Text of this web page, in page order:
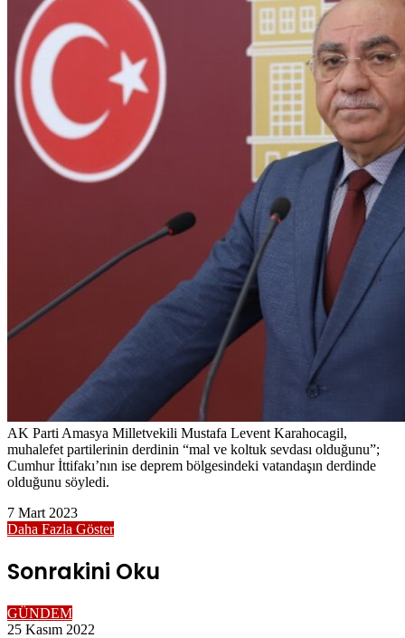
AK Parti Amasya Milletvekili Mustafa Levent Karahocagil,
muhalefet partilerinin derdinin “mal ve koltuk sevdası olduğunu”;
Cumhur İttifakı’nın ise deprem bölgesindeki vatandaşın derdinde
olduğunu söyledi.
7 Mart 2023
Daha Fazla Göster
Sonrakini Oku
GÜNDEM
25 Kasım 2022